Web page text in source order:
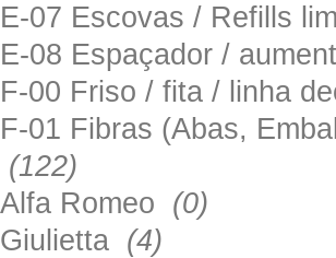
E-07 Escovas / Refills
E-08 Espaçador /
F-00 Friso / fita / linha
F-01 Fibras (Abas,
(122)
Alfa Romeo (0)
Giulietta (4)